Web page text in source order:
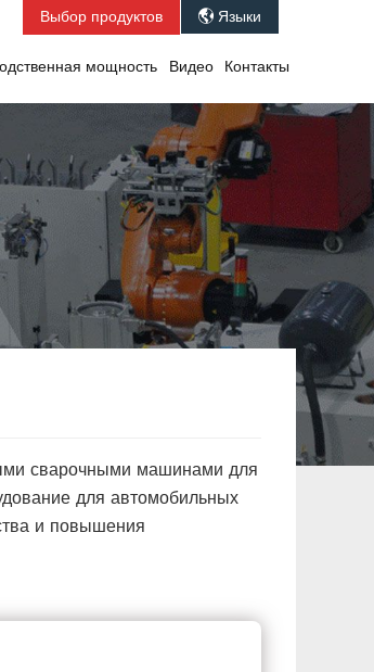
Выбор продуктов  Языки
мощность Видео Контакты
сварочными машинами для
для автомобильных
и повышения